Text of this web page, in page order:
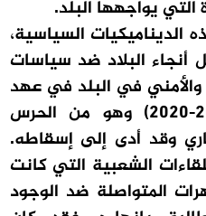
التي يواجهها البلد.
الديناميكيات السياسية،
أنجاء البلاد ضد سياسات
والأمني في البلد في عهد
نظام إبراهيم كيتا (2013-2020) وهو من الحرس
وقد أدى إلى إسقاطه.
الشعبية التي كانت
المتواصلة ضد الوجود